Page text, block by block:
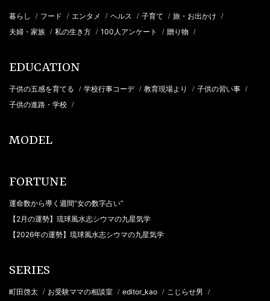
暮らし / フード / エンタメ / ヘルス / 子育て / 旅・お出かけ /
夫婦・家族 / 私の生き方 / 100人アンケート / 贈り物 /
EDUCATION
子供の五感を育てる / 学校行事コーデ / 教育現場より / 子供の習い事 /
子供の進路・学校 /
MODEL
FORTUNE
運命数から導く週間“女の数字占い”
【2月の運勢】琉球風水志シウマの九星気学
【2026年の運勢】琉球風水志シウマの九星気学
SERIES
町田啓太 / お受験ママの相談室 / editor_kao / こじらせ男 /